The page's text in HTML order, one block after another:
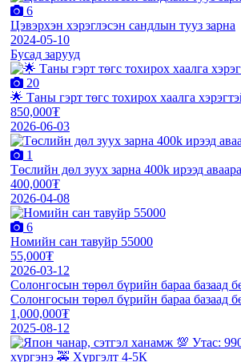
6
Цэвэрхэн хэрэглэсэн сандлын тууз зарна
2024-05-10
Бусад зарууд
20
🌟 Таны гэрт төгс тохирох хаалга
850,000₮
2026-06-03
1
Төслийн дөл зуух зарна 400k ирээд
400,000₮
2026-04-08
6
Номийн сан тавуйр 55000
55,000₮
2026-03-12
Солонгосын төрөл бүрийн бараа базаад
Солонгосын төрөл бүрийн бараа базаад
1,000,000₮
2025-08-12